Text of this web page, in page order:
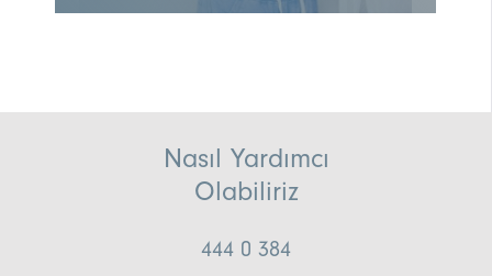
Nasıl Yardımcı
Olabiliriz
444 0 384